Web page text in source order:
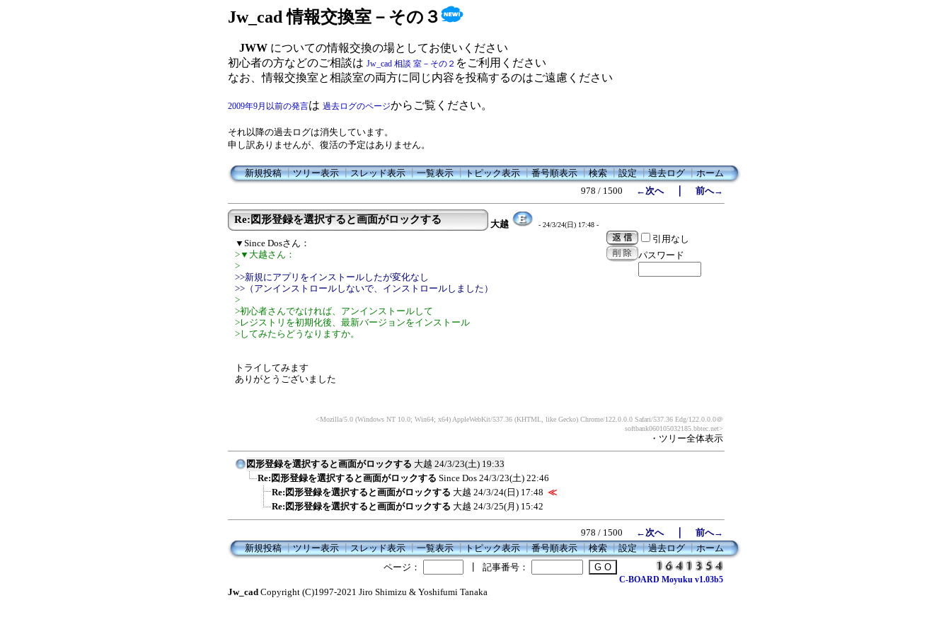
Jw_cad 情報交換室－その３
JWW についての情報交換の場としてお使いください
初心者の方などのご相談は Jw_cad 相談 室－その２ をご利用ください
なお、情報交換室と相談室の両方に同じ内容を投稿するのはご遠慮ください
2009年9月以前の発言は 過去ログのページからご覧ください。
それ以降の過去ログは消失しています。
申し訳ありませんが、復活の予定はありません。
新規投稿┃ツリー表示┃スレッド表示┃一覧表示┃トピック表示┃番号順表示┃検索┃設定┃過去ログ┃ホーム
978 / 1500
←次へ｜ 前へ→
Re:図形登録を選択すると画面がロックする 大越 - 24/3/24(日) 17:48 -
▼Since Dosさん：
>▼大越さん：
>
>>新規にアプリをインストールしたが変化なし
>>（アンインストロールしないで、インストロールしました）
>
>初心者さんでなければ、アンインストールして
>レジストリを初期化後、最新バージョンをインストール
>してみたらどうなりますか。
トライしてみます
ありがとうございました
引用なし
パスワード
<Mozilla/5.0 (Windows NT 10.0; Win64; x64) AppleWebKit/537.36 (KHTML, like Gecko) Chrome/122.0.0.0 Safari/537.36 Edg/122.0.0.0＠
softbank060105032185.bbtec.net>
・ツリー全体表示
図形登録を選択すると画面がロックする 大越 24/3/23(土) 19:33
Re:図形登録を選択すると画面がロックする Since Dos 24/3/23(土) 22:46
Re:図形登録を選択すると画面がロックする 大越 24/3/24(日) 17:48 ≪
Re:図形登録を選択すると画面がロックする 大越 24/3/25(月) 15:42
978 / 1500 ←次へ｜ 前へ→
新規投稿┃ツリー表示┃スレッド表示┃一覧表示┃トピック表示┃番号順表示┃検索┃設定┃過去ログ┃ホーム
ページ：
記事番号：
C-BOARD Moyuku v1.03b5
Jw_cad Copyright (C)1997-2021 Jiro Shimizu & Yoshifumi Tanaka